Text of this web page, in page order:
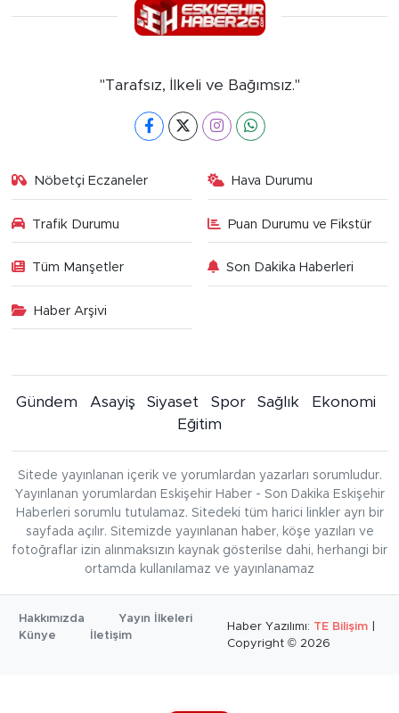
"Tarafsız, İlkeli ve Bağımsız."
Nöbetçi Eczaneler Hava Durumu
Trafik Durumu Puan Durumu ve Fikstür
Tüm Manşetler Son Dakika Haberleri
Haber Arşivi
Gündem Asayiş Siyaset Spor Sağlık
Ekonomi
Eğitim
Sitede yayınlanan içerik ve yorumlardan yazarları sorumludur.
Yayınlanan yorumlardan Eskişehir Haber - Son Dakika Eskişehir
Haberleri sorumlu tutulamaz. Sitedeki tüm harici linkler ayrı bir
sayfada açılır. Sitemizde yayınlanan haber, köşe yazıları ve
fotoğraflar izin alınmaksızın kaynak gösterilse dahi, herhangi bir
ortamda kullanılamaz ve yayınlanamaz
Hakkımızda
Yayın İlkeleri
Künye
İletişim
Haber Yazılımı: TE Bilişim
Copyright © 2026